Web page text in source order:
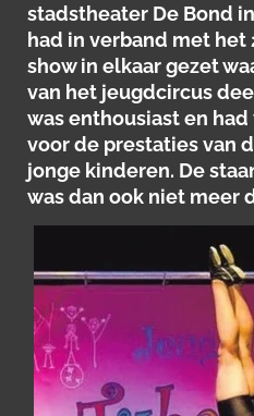
stadstheater De Bond
had in verband met het
show in elkaar gezet
van het jeugdcircus
was enthousiast en
voor de prestaties van
jonge kinderen. De
was dan ook niet meer